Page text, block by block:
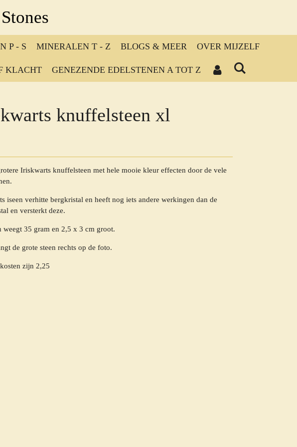
P - S MINERALEN T - Z BLOGS & MEER OVER MIJZELF
KLACHT GENEZENDE EDELSTENEN A TOT Z
knuffelsteen xl
Iriskwarts knuffelsteen met hele mooie kleur effecten door de vele
iseen verhitte bergkristal en heeft nog iets andere werkingen dan de
en versterkt deze.
weegt 35 gram en 2,5 x 3 cm groot.
de grote steen rechts op de foto.
zijn 2,25